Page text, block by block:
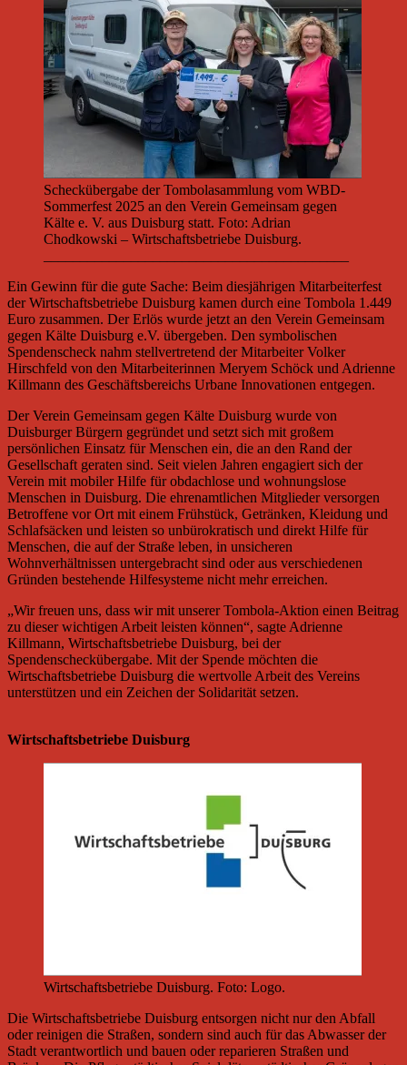
Scheckübergabe der Tombolasammlung vom WBD-
Sommerfest 2025 an den Verein Gemeinsam gegen
Kälte e. V. aus Duisburg statt. Foto: Adrian
Chodkowski – Wirtschaftsbetriebe Duisburg.
Ein Gewinn für die gute Sache: Beim diesjährigen Mitarbeiterfest
der Wirtschaftsbetriebe Duisburg kamen durch eine Tombola 1.449
Euro zusammen. Der Erlös wurde jetzt an den Verein Gemeinsam
gegen Kälte Duisburg e.V. übergeben. Den symbolischen
Spendenscheck nahm stellvertretend der Mitarbeiter Volker
Hirschfeld von den Mitarbeiterinnen Meryem Schöck und Adrienne
Killmann des Geschäftsbereichs Urbane Innovationen entgegen.
Der Verein Gemeinsam gegen Kälte Duisburg wurde von
Duisburger Bürgern gegründet und setzt sich mit großem
persönlichen Einsatz für Menschen ein, die an den Rand der
Gesellschaft geraten sind. Seit vielen Jahren engagiert sich der
Verein mit mobiler Hilfe für obdachlose und wohnungslose
Menschen in Duisburg. Die ehrenamtlichen Mitglieder versorgen
Betroffene vor Ort mit einem Frühstück, Getränken, Kleidung und
Schlafsäcken und leisten so unbürokratisch und direkt Hilfe für
Menschen, die auf der Straße leben, in unsicheren
Wohnverhältnissen untergebracht sind oder aus verschiedenen
Gründen bestehende Hilfesysteme nicht mehr erreichen.
„Wir freuen uns, dass wir mit unserer Tombola-Aktion einen Beitrag
zu dieser wichtigen Arbeit leisten können“, sagte Adrienne
Killmann, Wirtschaftsbetriebe Duisburg, bei der
Spendenscheckübergabe. Mit der Spende möchten die
Wirtschaftsbetriebe Duisburg die wertvolle Arbeit des Vereins
unterstützen und ein Zeichen der Solidarität setzen.
Wirtschaftsbetriebe Duisburg
Wirtschaftsbetriebe Duisburg. Foto: Logo.
Die Wirtschaftsbetriebe Duisburg entsorgen nicht nur den Abfall
oder reinigen die Straßen, sondern sind auch für das Abwasser der
Stadt verantwortlich und bauen oder reparieren Straßen und